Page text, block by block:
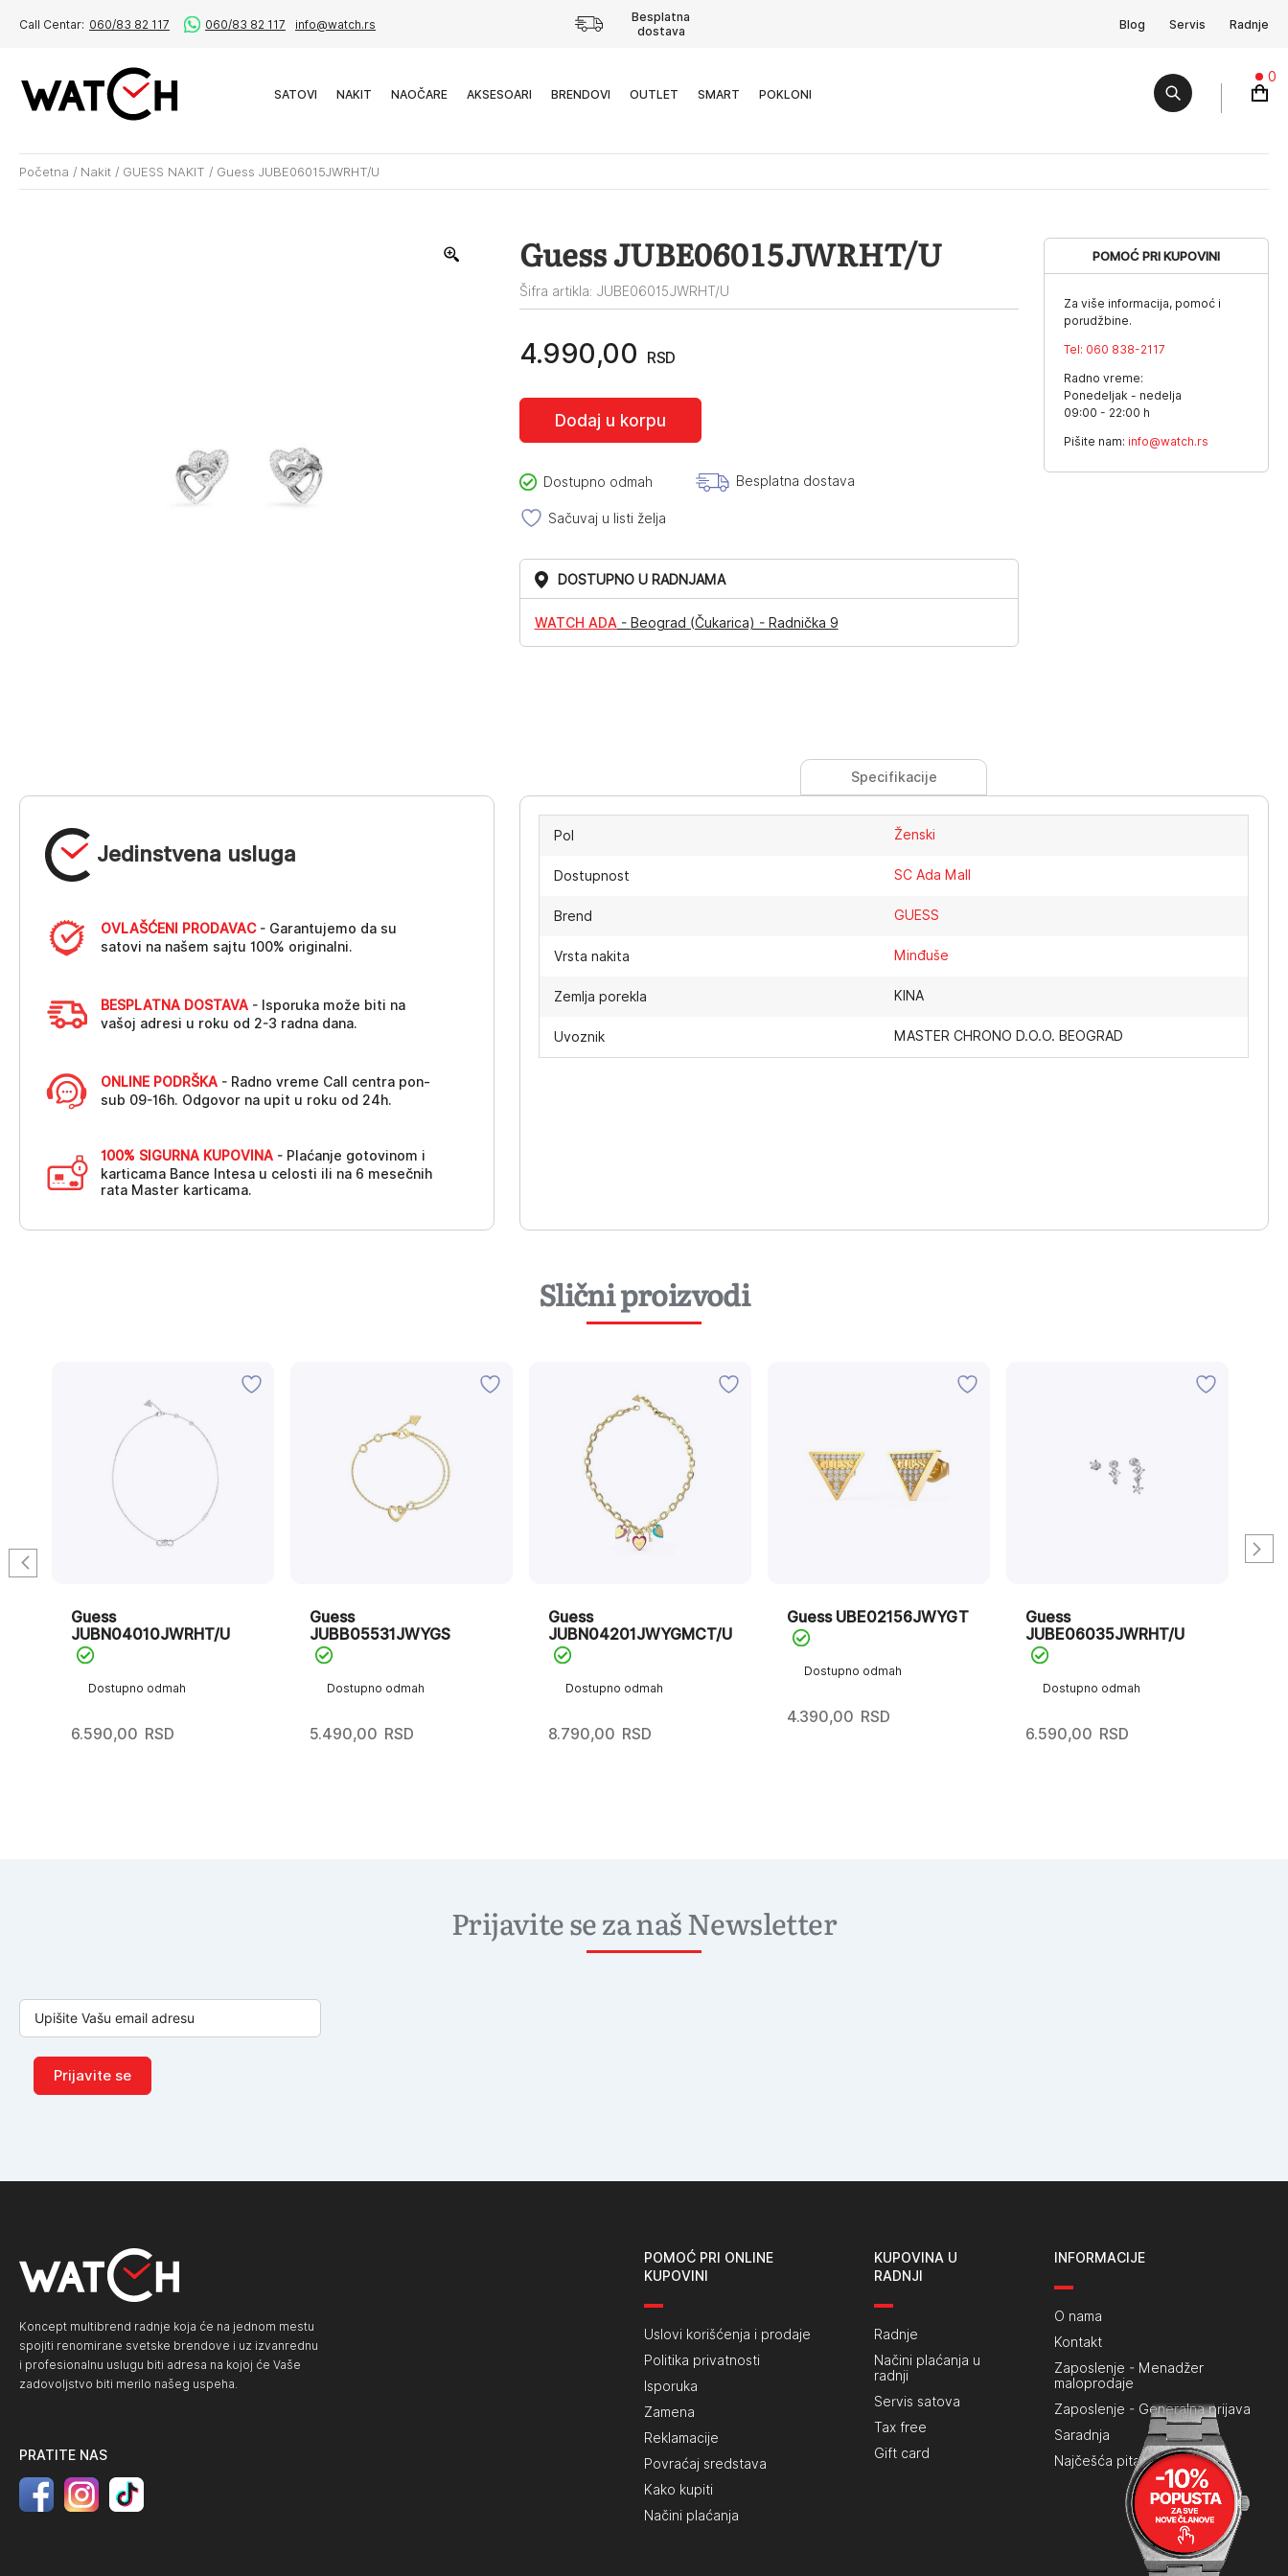
Call Centar: 060/83 82 117 060/83 82 117 info@watch.rs
Besplatna
dostava
Blog Servis Radnje
SATOVI NAKIT NAOČARE AKSESOARI BRENDOVI OUTLET SMART POKLONI
0
Početna / Nakit / GUESS NAKIT / Guess JUBE06015JWRHT/U
Guess JUBE06015JWRHT/U
Šifra artikla: JUBE06015JWRHT/U
4.990,00 RSD
Dodaj u korpu
Dostupno odmah Besplatna dostava
Sačuvaj u listi želja
DOSTUPNO U RADNJAMA
WATCH ADA - Beograd (Čukarica) - Radnička 9
POMOĆ PRI KUPOVINI
Za više informacija, pomoć i
porudžbine.
Tel: 060 838-2117
Radno vreme:
Ponedeljak - nedelja
09:00 - 22:00 h
Pišite nam: info@watch.rs
Jedinstvena usluga
OVLAŠĆENI PRODAVAC- Garantujemo da su
satovi na našem sajtu 100% originalni.
BESPLATNA DOSTAVA - Isporuka može biti na
vašoj adresi u roku od 2-3 radna dana.
ONLINE PODRŠKA - Radno vreme Call centra pon-
sub 09-16h. Odgovor na upit u roku od 24h.
100% SIGURNA KUPOVINA - Plaćanje gotovinom i
karticama Bance Intesa u celosti ili na 6 mesečnih
rata Master karticama.
Specifikacije
Pol Ženski
Dostupnost SC Ada Mall
Brend GUESS
Vrsta nakita Minđuše
Zemlja porekla KINA
Uvoznik MASTER CHRONO D.O.O. BEOGRAD
Slični proizvodi
Dostupno odmah
Guess
JUBN04010JWRHT/U
6.590,00 RSD
Dostupno odmah
Guess
JUBB05531JWYGS
5.490,00 RSD
Dostupno odmah
Guess
JUBN04201JWYGMCT/U
8.790,00 RSD
Dostupno odmah
Guess UBE02156JWYGT
4.390,00 RSD
Dostupno odmah
Guess
JUBE06035JWRHT/U
6.590,00 RSD
Prijavite se za naš Newsletter
Prijavite se
Koncept multibrend radnje koja će na jednom mestu
spojiti renomirane svetske brendove i uz izvanrednu
i profesionalnu uslugu biti adresa na kojoj će Vaše
zadovoljstvo biti merilo našeg uspeha.
PRATITE NAS
POMOĆ PRI ONLINE
KUPOVINI
Uslovi korišćenja i prodaje
Politika privatnosti
Isporuka
Zamena
Reklamacije
Povraćaj sredstava
Kako kupiti
Načini plaćanja
KUPOVINA U
RADNJI
Radnje
Načini plaćanja u
radnji
Servis satova
Tax free
Gift card
INFORMACIJE
O nama
Kontakt
Zaposlenje - Menadžer
maloprodaje
Zaposlenje - Generalna prijava
Saradnja
Najčešća pitanja